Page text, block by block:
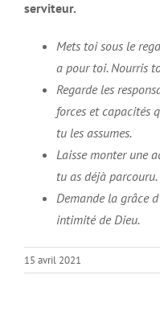
serviteur.
Mets toi sous le
a pour toi. Nourris
Regarde les
forces et capacités
tu les assumes.
Laisse monter une
tu as déjà parcouru.
Demande la grâce
intimité de Dieu.
15 avril 2021